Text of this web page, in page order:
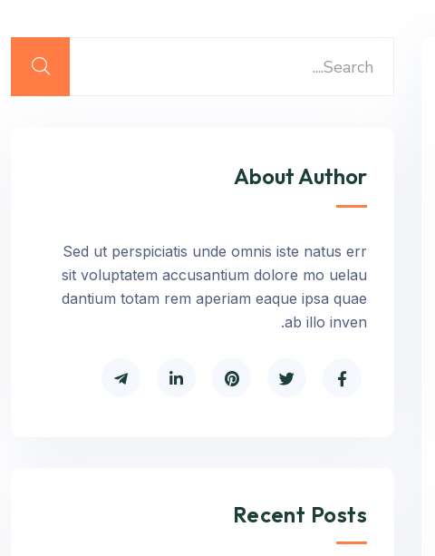
About Author
Sed ut perspiciatis unde omnis iste natus err
sit voluptatem accusantium dolore mo uelau
dantium totam rem aperiam eaque ipsa quae
ab illo inven.
Recent Posts